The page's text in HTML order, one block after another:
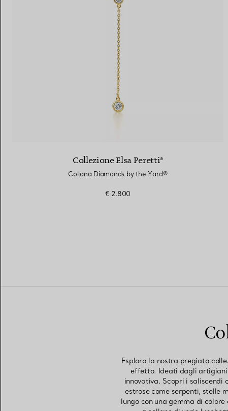
Collezione Elsa Peretti®
Collana Diamonds by the Yard®
€ 2.800
Esplora la nostra pregiata
effetto. Ideati dagli artigiani
innovativa. Scopri i
estrose come serpenti, stelle
lungo con una gemma di